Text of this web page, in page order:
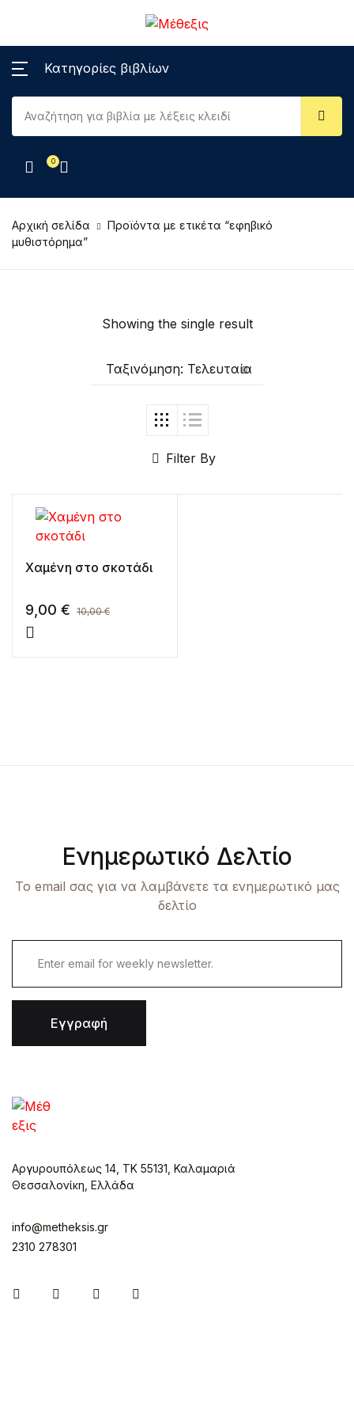
Κατηγορίες βιβλίων
0
Αρχική σελίδα
Προϊόντα με ετικέτα “εφηβικό
μυθιστόρημα”
Showing the single result
Ταξινόμηση: Τελευταία
Filter By
Χαμένη στο σκοτάδι
9,00 € 10,00€
Ενημερωτικό Δελτίο
Το email σας για να λαμβάνετε τα ενημερωτικό μας
δελτίο
Εγγραφή
Αργυρουπόλεως 14, ΤΚ 55131, Καλαμαριά
Θεσσαλονίκη, Ελλάδα
info@metheksis.gr
2310 278301
InstagramFacebookTwitter